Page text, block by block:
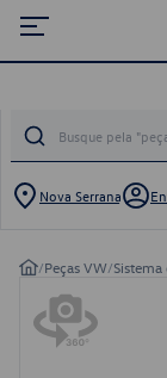
Nova Serrana
/Peças VW/